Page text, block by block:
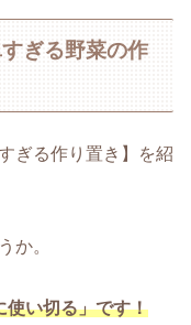
ぎる野菜の作
ぎる作り置き】を紹
か。
使い切る」です！